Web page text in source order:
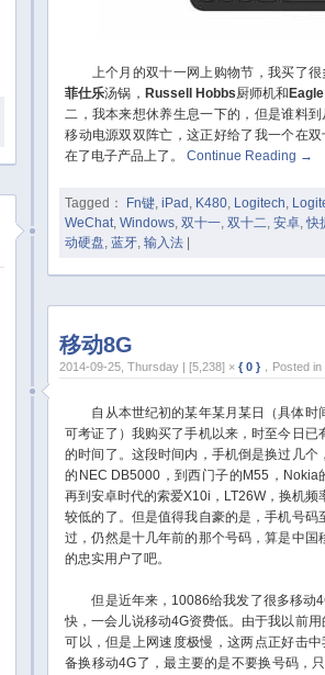
上个月的双十一网上购物节，我买了很
菲仕乐汤锅， Russell Hobbs厨师机和
二，我本来想休养生息一下的，但是谁料
移动电源双双阵亡，这正好给了我一个在
在了电子产品上了。
Continue Reading →
Tagged： Fn键, iPad , K480, Logitech,
WeChat, Windows, 双十一, 双十二, 安卓,快
动硬盘, 蓝牙, 输入法
移动8G
2014-09-25, Thursday | [5,238] × { 0 } ，Posted in
自从本世纪初的某年某月某日（具体时
可考证了）我购买了手机以来，时至今日已
的时间了。这段时间内，手机倒是换过几个
的NEC DB5000，到西门子的M55，Nokia
再到安卓时代的索爱X10i，LT26W，换机频
较低的了。但是值得我自豪的是，手机号码
过，仍然是十几年前的那个号码，算是中国
的忠实用户了吧。
但是近年来，10086给我发了很多移动
快，一会儿说移动4G资费低。由于我以前
可以，但是上网速度极慢，这两点正好击
备换移动4G了，最主要的是不要换号码，